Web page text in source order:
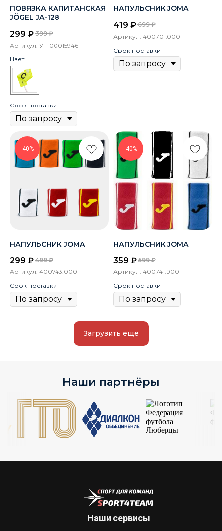
ПОВЯЗКА КАПИТАНСКАЯ
JÖGEL JA-128
299 ₽ 399 ₽
Артикул: УТ-00015946
Цвет
Срок поставки
НАПУЛЬСНИК JOMA
419 ₽ 699 ₽
Артикул: 400701.000
Срок поставки
-40%
НАПУЛЬСНИК JOMA
299 ₽ 499 ₽
Артикул: 400743.000
Срок поставки
-40%
НАПУЛЬСНИК JOMA
359 ₽ 599 ₽
Артикул: 400741.000
Срок поставки
Загрузить ещё
Наши партнёры
Наши сервисы